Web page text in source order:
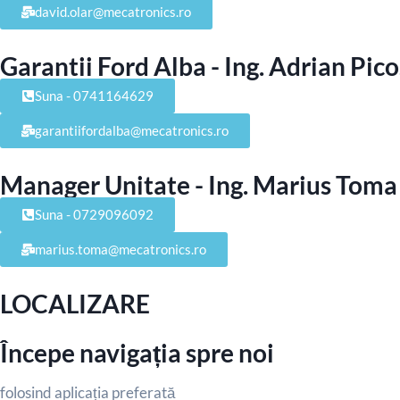
david.olar@mecatronics.ro
Garantii Ford Alba - Ing. Adrian
Suna - 0741164629
garantiifordalba@mecatronics.ro
Manager Unitate - Ing. Marius Toma
Suna - 0729096092
marius.toma@mecatronics.ro
LOCALIZARE
Începe navigația spre noi
folosind aplicația preferată